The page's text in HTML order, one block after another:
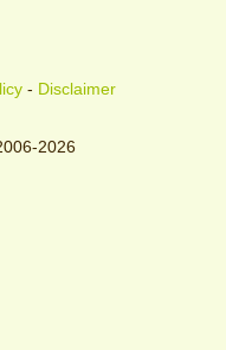
- Disclaimer
2026